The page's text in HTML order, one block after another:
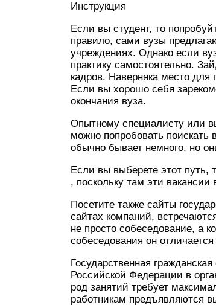
Инструкция
Если вы студент, то
правило, сами вузы
учреждениях. Однако если
практику самостоятельно.
кадров. Наверняка место для
Если вы хорошо себя
окончания вуза.
Опытному специалисту или
можно попробовать поискать
обычно бывает немного, но
Если вы выберете этот путь,
, поскольку там эти вакансии
Посетите также сайты
сайтах компаний,
не просто собеседование, а
собеседования он
Государственная
Российской Федерации в
род занятий требует
работникам предъявляются